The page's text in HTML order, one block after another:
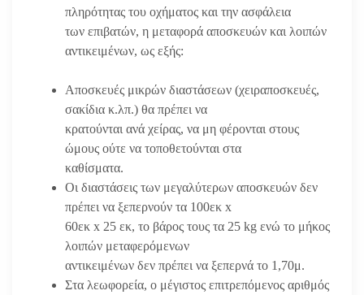
πληρότητας του οχήματος και την ασφάλεια
των επιβατών, η μεταφορά αποσκευών και λοιπών
αντικειμένων, ως εξής:
Αποσκευές μικρών διαστάσεων (χειραποσκευές,
σακίδια κ.λπ.) θα πρέπει να
κρατούνται ανά χείρας, να μη φέρονται στους
ώμους ούτε να τοποθετούνται στα
καθίσματα.
Οι διαστάσεις των μεγαλύτερων αποσκευών δεν
πρέπει να ξεπερνούν τα 100εκ x
60εκ x 25 εκ, το βάρος τους τα 25 kg ενώ το μήκος
λοιπών μεταφερόμενων
αντικειμένων δεν πρέπει να ξεπερνά το 1,70μ.
Στα λεωφορεία, ο μέγιστος επιτρεπόμενος αριθμός